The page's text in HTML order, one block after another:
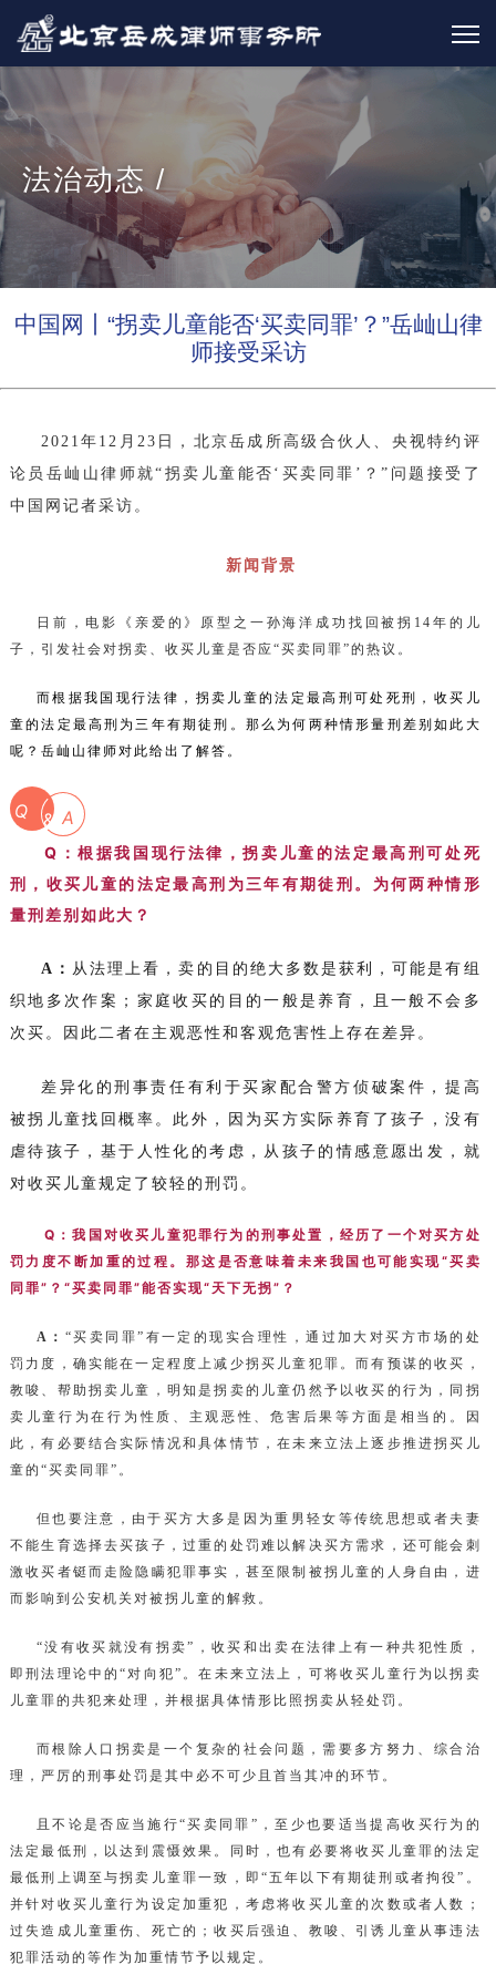
法治动态 /
中国网丨“拐卖儿童能否‘买卖同罪’？”岳屾山律
师接受采访
2021年12月23日，北京岳成所高级合伙人、央视特约评
论员岳屾山律师就“拐卖儿童能否‘买卖同罪’？”问题接受了
中国网记者采访。
新闻背景
日前，电影《亲爱的》原型之一孙海洋成功找回被拐14年的儿
子，引发社会对拐卖、收买儿童是否应“买卖同罪”的热议。
而根据我国现行法律，拐卖儿童的法定最高刑可处死刑，收买儿
童的法定最高刑为三年有期徒刑。那么为何两种情形量刑差别如此大
呢？岳屾山律师对此给出了解答。
Q A
&
Q：根据我国现行法律，拐卖儿童的法定最高刑可处死
刑，收买儿童的法定最高刑为三年有期徒刑。为何两种情形
量刑差别如此大？
A： 从法理上看，卖的目的绝大多数是获利，可能是有组
织地多次作案；家庭收买的目的一般是养育，且一般不会多
次买。因此二者在主观恶性和客观危害性上存在差异。
差异化的刑事责任有利于买家配合警方侦破案件，提高
被拐儿童找回概率。此外，因为买方实际养育了孩子，没有
虐待孩子，基于人性化的考虑，从孩子的情感意愿出发，就
对收买儿童规定了较轻的刑罚。
Q：我国对收买儿童犯罪行为的刑事处置，经历了一个对买方处
罚力度不断加重的过程。那这是否意味着未来我国也可能实现“买卖
同罪”？“买卖同罪”能否实现“天下无拐”？‍
A： “买卖同罪”有一定的现实合理性，通过加大对买方市场的处
罚力度，确实能在一定程度上减少拐买儿童犯罪。而有预谋的收买，
教唆、帮助拐卖儿童，明知是拐卖的儿童仍然予以收买的行为，同拐
卖儿童行为在行为性质、主观恶性、危害后果等方面是相当的。因
此，有必要结合实际情况和具体情节，在未来立法上逐步推进拐买儿
童的“买卖同罪”。
但也要注意，由于买方大多是因为重男轻女等传统思想或者夫妻
不能生育选择去买孩子，过重的处罚难以解决买方需求，还可能会刺
激收买者铤而走险隐瞒犯罪事实，甚至限制被拐儿童的人身自由，进
而影响到公安机关对被拐儿童的解救。
“没有收买就没有拐卖”，收买和出卖在法律上有一种共犯性质，
即刑法理论中的“对向犯”。在未来立法上，可将收买儿童行为以拐卖
儿童罪的共犯来处理，并根据具体情形比照拐卖从轻处罚。
而根除人口拐卖是一个复杂的社会问题，需要多方努力、综合治
理，严厉的刑事处罚是其中必不可少且首当其冲的环节。
且不论是否应当施行“买卖同罪”，至少也要适当提高收买行为的
法定最低刑，以达到震慑效果。同时，也有必要将收买儿童罪的法定
最低刑上调至与拐卖儿童罪一致，即“五年以下有期徒刑或者拘役”。
并针对收买儿童行为设定加重犯，考虑将收买儿童的次数或者人数；
过失造成儿童重伤、死亡的；收买后强迫、教唆、引诱儿童从事违法
犯罪活动的等作为加重情节予以规定。